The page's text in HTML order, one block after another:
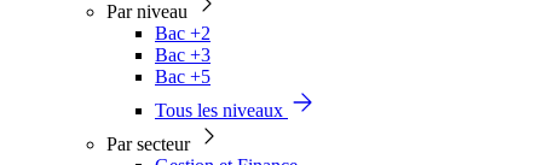
Par niveau
Bac +2
Bac +3
Bac +5
Tous les niveaux
Par secteur